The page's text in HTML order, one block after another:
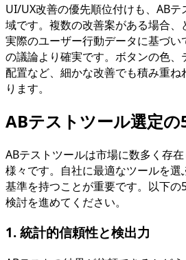
UI/UX改善の優先順位付けも、AB
域です。複数の改善案がある場合、
実際のユーザー行動データに基づ
の議論より確実です。ボタンの色
配置など、細かな改善でも積み重
ります。
ABテストツール選定
ABテストツールは市場に数多く存
様々です。自社に最適なツールを
基準を持つことが重要です。以下の
検討を進めてください。
1. 統計的信頼性と検出力